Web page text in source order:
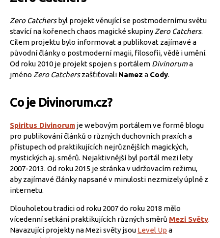
Zero Catchersbyl projekt věnující se postmodernímu světu
stavící na kořenech chaos magické skupiny Zero Catchers.
Cílem projektu bylo informovat a publikovat zajímavé a
původní články o postmoderní magii, filosofii, vědě i umění.
Od roku 2010 je projekt spojen s portálem Divinoruma
jméno Zero Catcherszašťiťovali Namez a Cody.
Co je Divinorum.cz?
Spiritus Divinorum je webovým portálem ve formě blogu
pro publikování článků o různých duchovních praxích a
přístupech od praktikujících nejrůznějších magických,
mystických aj. směrů. Nejaktivnější byl portál mezi lety
2007-2013. Od roku 2015 je stránka v udržovacím režimu,
aby zajímavé články napsané v minulosti nezmizely úplně z
internetu.
Dlouholetou tradici od roku 2007 do roku 2018 mělo
vícedenní setkání praktikujících různých směrů Mezi Světy.
Navazující projekty na Mezi světy jsou Level Up a